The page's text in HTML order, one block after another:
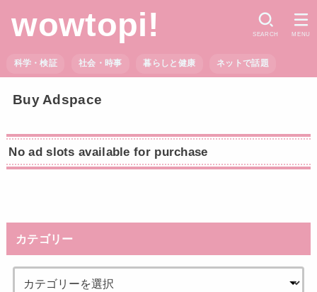
wowtopi!
科学・検証 社会・時事 暮らしと健康 ネットで話題
SEARCH MENU
Buy Adspace
No ad slots available for purchase
カテゴリー